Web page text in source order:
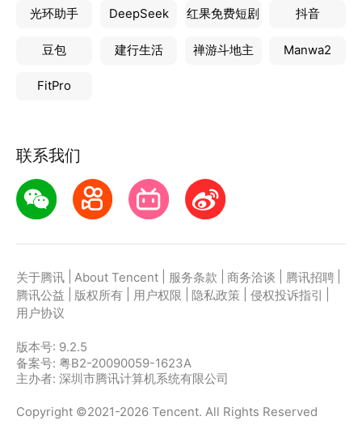
光环助手 DeepSeek 红果免费短剧 抖音
豆包 建行生活 禅游斗地主 Manwa2
FitPro
联系我们
关于腾讯 About Tencent 服务条款 商务洽谈 腾讯招聘
腾讯公益
版权所有 用户权限 隐私政策 侵权投诉指引
用户协议
版本号: 9.2.5
备案号: 粤B2-20090059-1623A
主办者: 深圳市腾讯计算机系统有限公司
Copyright ©2021-2026 Tencent. All Rights Reserved